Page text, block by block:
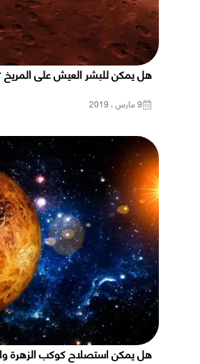
هل يمكن للبشر العيش على المريخ
9 مارس ، 2019
هل يمكن استصلاح كوكب الزهرة